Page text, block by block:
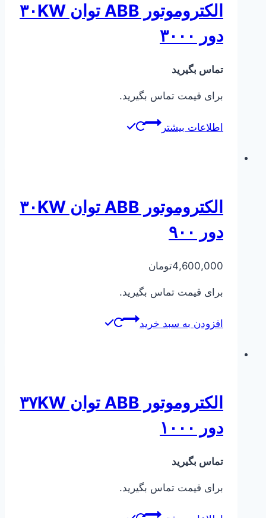
الکتروموتور ABB توان ۳۰KW
دور ۳۰۰۰
تماس بگیرید
برای قیمت تماس بگیرید.
اطلاعات بیشتر
الکتروموتور ABB توان ۳۰KW
دور ۹۰۰
4,600,000تومان
برای قیمت تماس بگیرید.
افزودن به سبد خرید
الکتروموتور ABB توان ۳۷KW
دور ۱۰۰۰
تماس بگیرید
برای قیمت تماس بگیرید.